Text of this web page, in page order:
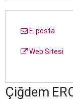
E-posta
Web Sitesi
Çiğdem